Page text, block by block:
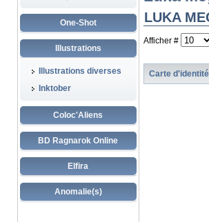
One-Shot
Illustrations
Illustrations diverses
Inktober
Coloc'Aliens
BD Ragnarok Online
Elfira
Anomalie(s)
LUKA
Afficher #
Carte